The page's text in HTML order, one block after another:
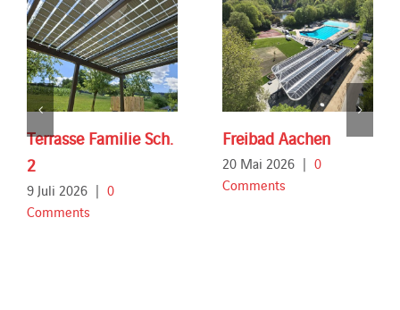
Terrasse Familie Sch.
2
9 Juli 2026 | 0
Comments
Freibad Aachen
20 Mai 2026 | 0
Comments